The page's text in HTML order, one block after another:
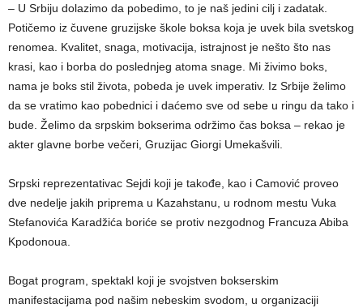
– U Srbiju dolazimo da pobedimo, to je naš jedini cilj i zadatak.
Potičemo iz čuvene gruzijske škole boksa koja je uvek bila svetskog
renomea. Kvalitet, snaga, motivacija, istrajnost je nešto što nas
krasi, kao i borba do poslednjeg atoma snage. Mi živimo boks,
nama je boks stil života, pobeda je uvek imperativ. Iz Srbije želimo
da se vratimo kao pobednici i daćemo sve od sebe u ringu da tako i
bude. Želimo da srpskim bokserima održimo čas boksa – rekao je
akter glavne borbe večeri, Gruzijac Giorgi Umekašvili.
Srpski reprezentativac Sejdi koji je takođe, kao i Camović proveo
dve nedelje jakih priprema u Kazahstanu, u rodnom mestu Vuka
Stefanovića Karadžića boriće se protiv nezgodnog Francuza Abiba
Kpodonoua.
Bogat program, spektakl koji je svojstven bokserskim
manifestacijama pod našim nebeskim svodom, u organizaciji